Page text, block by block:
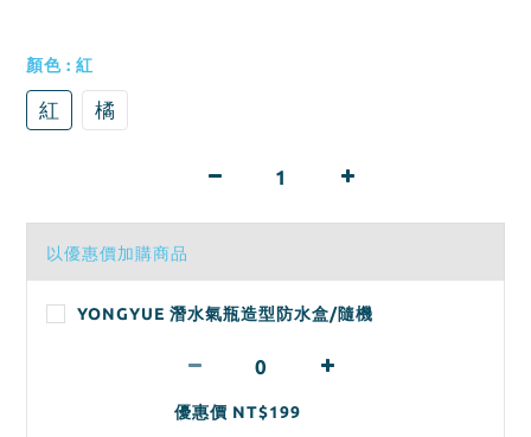
顏色 : 紅
紅 橘
以優惠價加購商品
YONGYUE 潛水氣瓶造型防水盒/隨機
優惠價 NT$199